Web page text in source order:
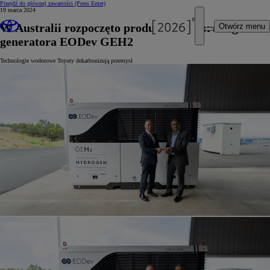
Przejdź do głównej zawartości (Press Enter)
Otwórz menu
19 marca 2024
W Australii rozpoczęto produkcję wodorowego
generatora EODev GEH2
Technologie wodorowe Toyoty dekarbonizują przemysł